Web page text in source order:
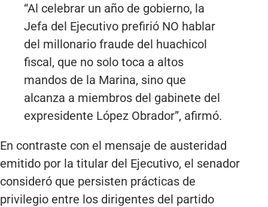
“Al celebrar un año de gobierno, la
Jefa del Ejecutivo prefirió NO hablar
del millonario fraude del huachicol
fiscal, que no solo toca a altos
mandos de la Marina, sino que
alcanza a miembros del gabinete del
expresidente López Obrador”, afirmó.
En contraste con el mensaje de austeridad
emitido por la titular del Ejecutivo, el senador
consideró que persisten prácticas de
privilegio entre los dirigentes del partido